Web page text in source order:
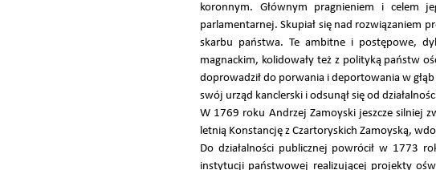
koronnym. Głównym pragnieniem i celem
parlamentarnej. Skupiał się nad rozwiązaniem
skarbu państwa. Te ambitne i postępowe,
magnackim, kolidowały też z polityką państw
doprowadził do porwania i deportowania w
swój urząd kanclerski i odsunął się od
W 1769 roku Andrzej Zamoyski jeszcze silniej
letnią Konstancję z Czartoryskich Zamoyską,
Do działalności publicznej powrócił w 1773
instytucji państwowej realizującej projekty